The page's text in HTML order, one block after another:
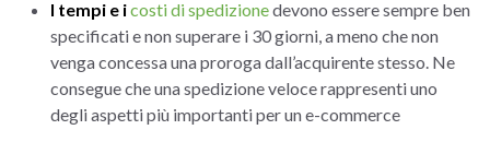
I tempi e icosti di spedizionedevono essere sempre ben
specificati e non superare i 30 giorni, a meno che non
venga concessa una proroga dall’acquirente stesso. Ne
consegue che una spedizione veloce rappresenti uno
degli aspetti più importanti per un e-commerce